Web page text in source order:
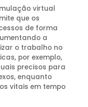
virtual
que os
de forma
a
o trabalho no
por exemplo,
precisos para
enquanto
vitais em tempo